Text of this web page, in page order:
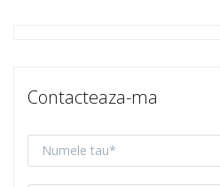
Contacteaza-ma